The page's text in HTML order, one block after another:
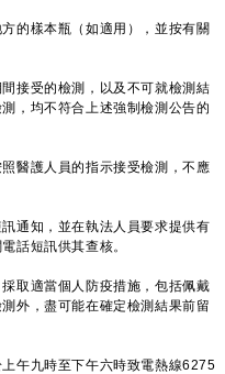
的樣本瓶（如適用），並按有關
接受的檢測，以及不可就檢測結
，均不符合上述強制檢測公告的
醫護人員的指示接受檢測，不應
通知，並在執法人員要求提供有
話短訊供其查核。
取適當個人防疫措施，包括佩戴
外，盡可能在確定檢測結果前留
午九時至下午六時致電熱線6275